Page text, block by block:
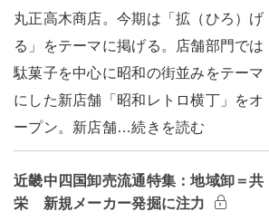
丸正高木商店。今期は「拡（ひろ）げ
る」をテーマに掲げる。店舗部門では
駄菓子を中心に昭和の街並みをテーマ
にした新店舗「昭和レトロ横丁」をオ
ープン。新店舗…続きを読む
近畿中四国卸売流通特集：地域卸＝共
栄 新規メーカー発掘に注力